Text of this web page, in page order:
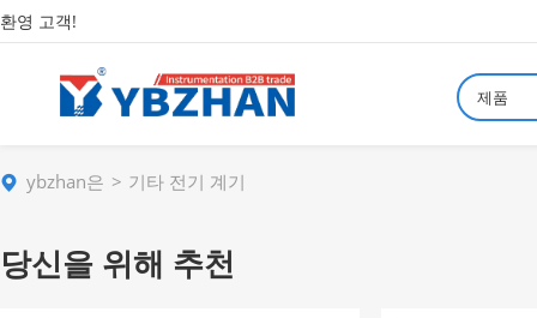
환영 고객!
제품
ybzhan은 기타 전기 계기
당신을 위해 추천